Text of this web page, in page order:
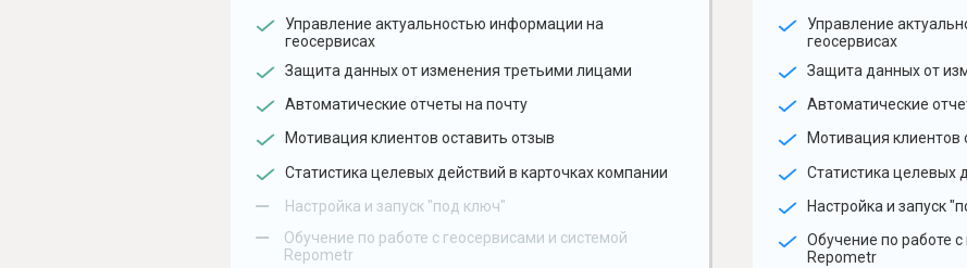
Управление актуальностью информации на
геосервисах
Защита данных от изменения третьими лицами
Автоматические отчеты на почту
Мотивация клиентов оставить отзыв
Статистика целевых действий в карточках компании
– Настройка и запуск "под ключ"
–
Обучение по работе с геосервисами и системой
Repometr
Управление
геосервисах
Защита данных от
Автоматические
Мотивация клиентов
Статистика целевых
Настройка и запуск
Обучение по работе
Repometr